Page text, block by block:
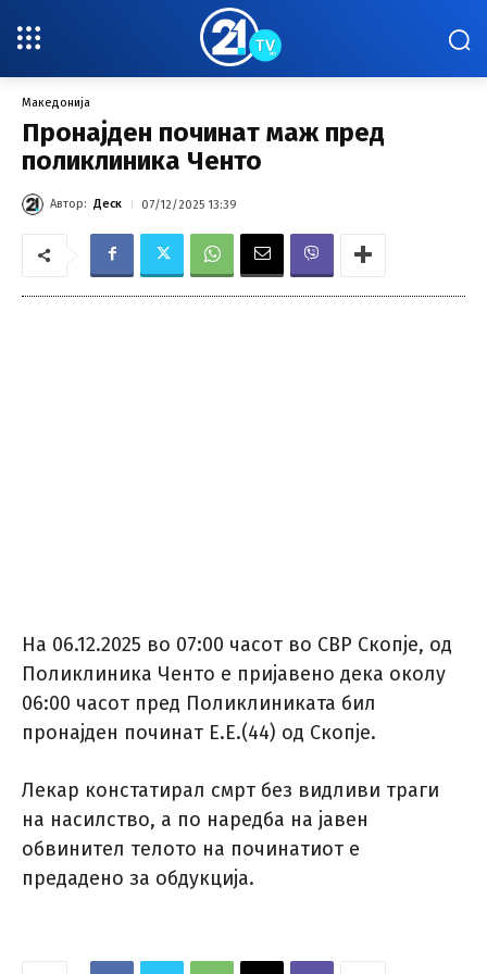
Македонија
Пронајден починат маж пред
поликлиника Ченто
Автор: Деск 07/12/2025 13:39
На 06.12.2025 во 07:00 часот во СВР Скопје, од
Поликлиника Ченто е пријавено дека околу
06:00 часот пред Поликлиниката бил
пронајден починат Е.Е.(44) од Скопје.
Лекар констатирал смрт без видливи траги
на насилство, а по наредба на јавен
обвинител телото на починатиот е
предадено за обдукција.